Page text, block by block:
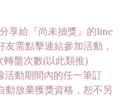
享給『尚未抽獎』的line
需點擊連結參加活動，
轉盤次數(以此類推)
活動期間內的任一筆訂
動放棄獲獎資格，恕不另